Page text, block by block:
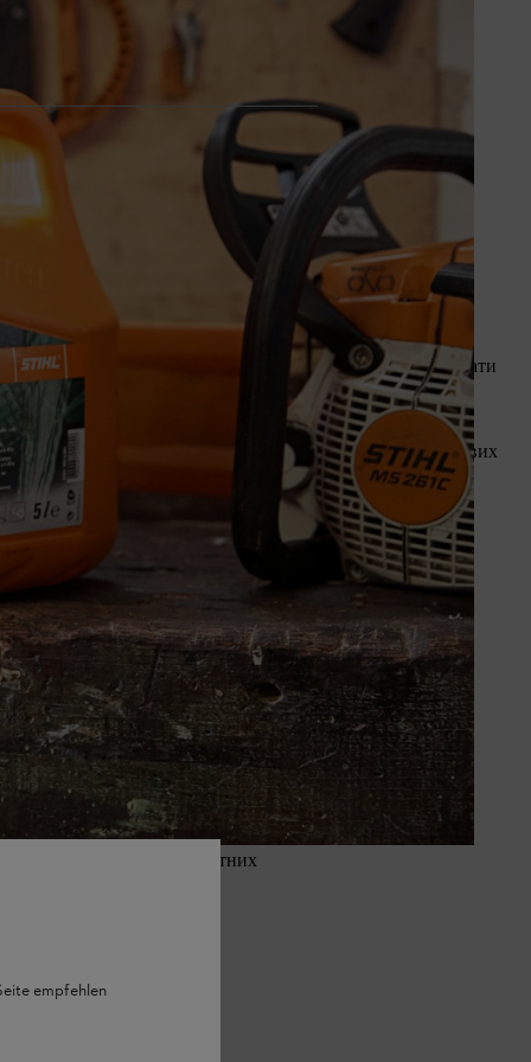
двигунів STIHL
. Ви можете самостійно приготувати
мастило для двотактних двигунів класуTC. Ми
термін експлуатації двигуна.
етанолу 5% або 10% підходить для всіх ланцюгових
інгредієнти безпосередньо у придатній для цього
зазначених у технічних
ланцюгових пил з
мастила для двотактних
empfehlen